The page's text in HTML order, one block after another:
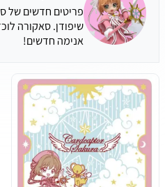
פריטים חדשים של
שיפודן. סאקורה
אנימה חדשים!